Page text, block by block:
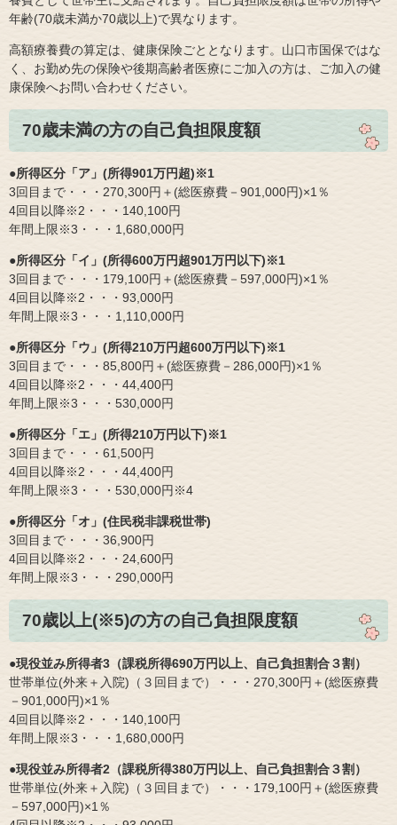
年齢(70歳未満か70歳以上)で異なります。
高額療養費の算定は、健康保険ごととなります。山口市国保ではな
く、お勤め先の保険や後期高齢者医療にご加入の方は、ご加入の健
康保険へお問い合わせください。
70歳未満の方の自己負担限度額
●所得区分「ア」(所得901万円超)※1
3回目まで・・・270,300円＋(総医療費－901,000円)×1％
4回目以降※2・・・140,100円
年間上限※3・・・1,680,000円
●所得区分「イ」(所得600万円超901万円以下)※1
3回目まで・・・179,100円＋(総医療費－597,000円)×1％
4回目以降※2・・・93,000円
年間上限※3・・・1,110,000円
●所得区分「ウ」(所得210万円超600万円以下)※1
3回目まで・・・85,800円＋(総医療費－286,000円)×1％
4回目以降※2・・・44,400円
年間上限※3・・・530,000円
●所得区分「エ」(所得210万円以下)※1
3回目まで・・・61,500円
4回目以降※2・・・44,400円
年間上限※3・・・530,000円※4
●所得区分「オ」(住民税非課税世帯)
3回目まで・・・36,900円
4回目以降※2・・・24,600円
年間上限※3・・・290,000円
70歳以上(※5)の方の自己負担限度額
●現役並み所得者3（課税所得690万円以上、自己負担割合３割）
世帯単位(外来＋入院)（３回目まで）・・・270,300円＋(総医療費
－901,000円)×1％
4回目以降※2・・・140,100円
年間上限※3・・・1,680,000円
●現役並み所得者2（課税所得380万円以上、自己負担割合３割）
世帯単位(外来＋入院)（３回目まで）・・・179,100円＋(総医療費
－597,000円)×1％